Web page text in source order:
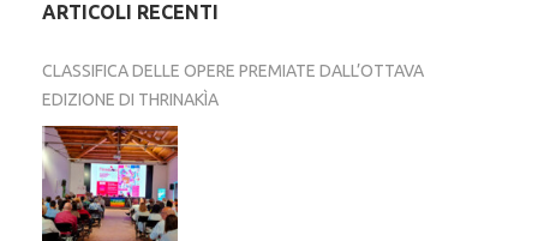
ARTICOLI RECENTI
CLASSIFICA DELLE OPERE PREMIATE DALL’OTTAVA
EDIZIONE DI THRINAKÌA